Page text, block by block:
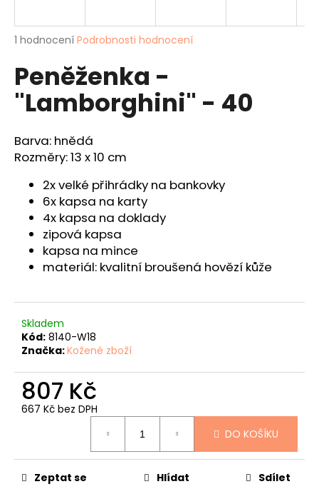
Průměrné
produktu
je
5,0
hvězdiček.
1 hodnocení Podrobnosti hodnocení
Peněženka -
"Lamborghini" - 40
Barva: hnědá
Rozměry: 13 x 10 cm
2x velké přihrádky na bankovky
6x kapsa na karty
4x kapsa na doklady
zipová kapsa
kapsa na mince
materiál: kvalitní broušená hovězí kůže
Skladem
Kód: 8140-W18
Značka:Kožené zboží
807 Kč
667 Kč bez DPH
DO KOŠÍKU
Zeptat se Hlídat Sdílet
j
t
?
u
č
u
e
m
e
634
Kč